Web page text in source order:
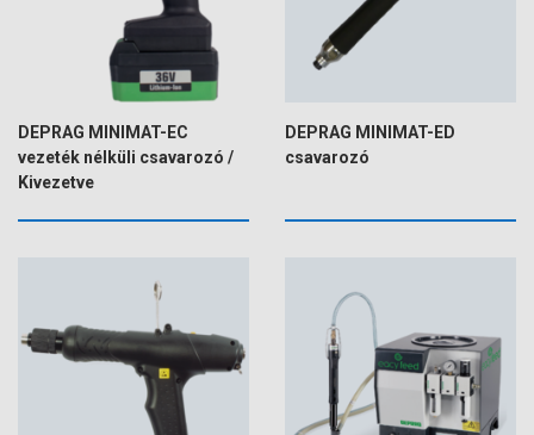
DEPRAG MINIMAT-EC
vezeték nélküli csavarozó /
Kivezetve
DEPRAG MINIMAT-ED
csavarozó